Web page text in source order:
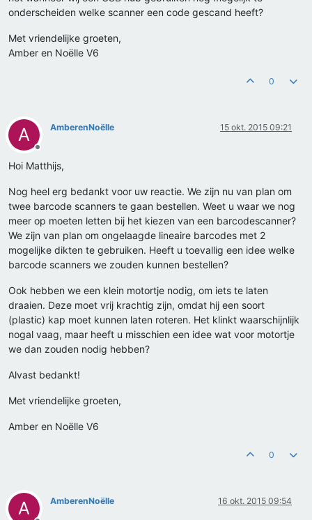
onderscheiden welke scanner een code gescand heeft?
Met vriendelijke groeten,
Amber en Noëlle V6
0
A
Offline
AmberenNoëlle 15 okt. 2015 09:21
Hoi Matthijs,
Nog heel erg bedankt voor uw reactie. We zijn nu van plan om
twee barcode scanners te gaan bestellen. Weet u waar we nog
meer op moeten letten bij het kiezen van een barcodescanner?
We zijn van plan om ongelaagde lineaire barcodes met 2
mogelijke dikten te gebruiken. Heeft u toevallig een idee welke
barcode scanners we zouden kunnen bestellen?
Ook hebben we een klein motortje nodig, om iets te laten
draaien. Deze moet vrij krachtig zijn, omdat hij een soort
(plastic) kap moet kunnen laten roteren. Het klinkt waarschijnlijk
nogal vaag, maar heeft u misschien een idee wat voor motortje
we dan zouden nodig hebben?
Alvast bedankt!
Met vriendelijke groeten,
Amber en Noëlle V6
0
A AmberenNoëlle 16 okt. 2015 09:54